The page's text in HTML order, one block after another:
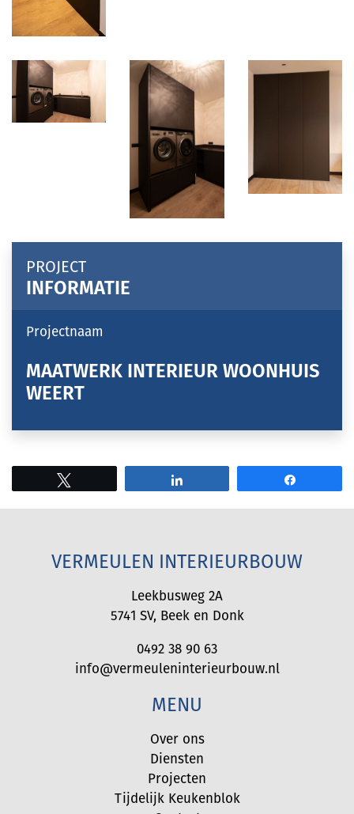
PROJECT
INFORMATIE
Projectnaam
MAATWERK INTERIEUR WOONHUIS
WEERT
VERMEULEN INTERIEURBOUW
Leekbusweg 2A
5741 SV, Beek en Donk
0492 38 90 63
info@vermeuleninterieurbouw.nl
MENU
Over ons
Diensten
Projecten
Tijdelijk Keukenblok